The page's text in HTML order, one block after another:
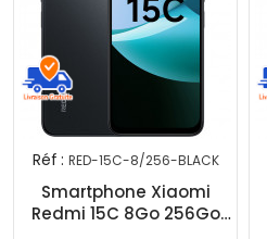
Réf : RED-15C-8/256-BLACK
Smartphone Xiaomi
Redmi 15C 8Go 256Go